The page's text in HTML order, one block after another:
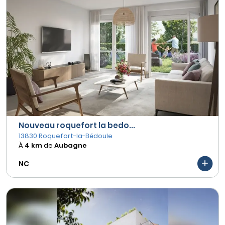
Nouveau roquefort la bedo...
13830 Roquefort-la-Bédoule
À 4 kmde Aubagne
NC